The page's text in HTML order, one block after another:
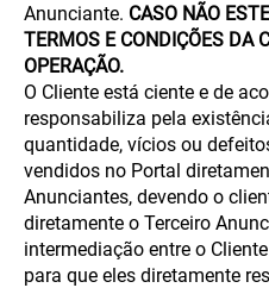
Anunciante. CASO NÃO
TERMOS E CONDIÇÕES DA
OPERAÇÃO.
O Cliente está ciente e de
responsabiliza pela
quantidade, vícios ou
vendidos no Portal
Anunciantes, devendo o
diretamente o Terceiro
intermediação entre o
para que eles diretamente